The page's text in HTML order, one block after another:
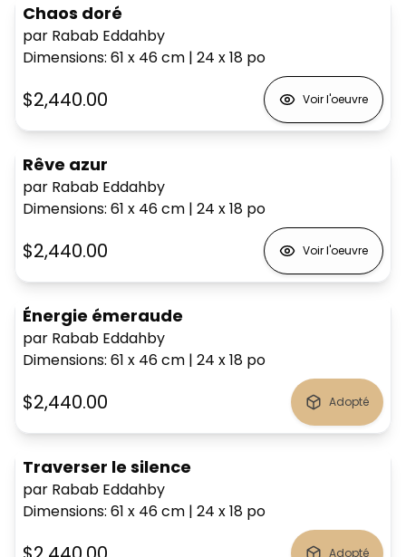
Chaos doré
par Rabab Eddahby
Dimensions: 61 x 46cm | 24 x 18 po
$2,440.00 Voir l'oeuvre
Rêve azur
par Rabab Eddahby
Dimensions: 61 x 46cm | 24 x 18 po
$2,440.00 Voir l'oeuvre
Énergie émeraude
par Rabab Eddahby
Dimensions: 61 x 46cm | 24 x 18 po
$2,440.00 Adopté
Traverser le silence
par Rabab Eddahby
Dimensions: 61 x 46cm | 24 x 18 po
Adopté